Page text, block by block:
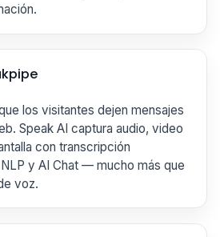
los visitantes dejen mensajes
Speak AI captura audio, video
con transcripción
y AI Chat — mucho más que
voz.